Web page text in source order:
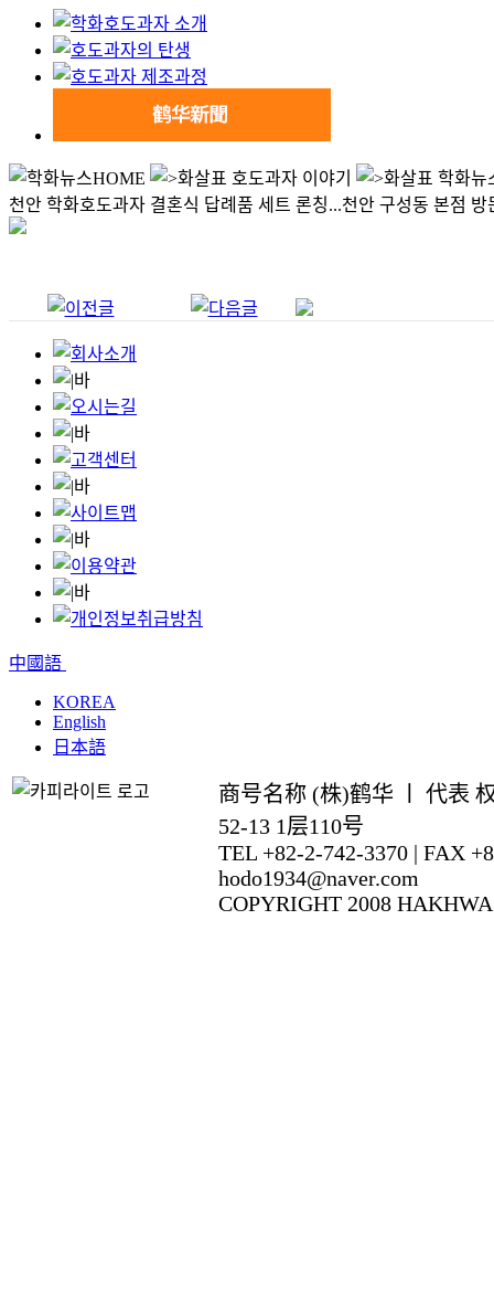
HOME 호도과자 이야기
학화뉴
천안 학화호도과자 결혼식 답례품 세트 론칭...천안 구성동 본점 방
中國語
KOREA
English
日本語
商号名称 (株)鹤华 ㅣ 代表
52-13 1层110号
TEL +82-2-742-3370 | FAX
hodo1934@naver.com
COPYRIGHT 2008